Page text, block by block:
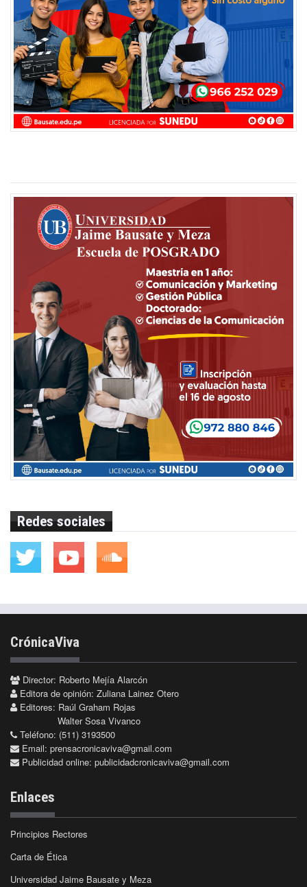
Redes sociales
CrónicaViva
Director: Roberto Mejía Alarcón
Editora de opinión: Zuliana Lainez Otero
Editores: Raúl Graham Rojas
Walter Sosa Vivanco
Teléfono: (511) 3193500
Email: prensacronicaviva@gmail.com
Publicidad online: publicidadcronicaviva@gmail.com
Enlaces
Principios Rectores
Carta de Ética
Universidad Jaime Bausate y Meza